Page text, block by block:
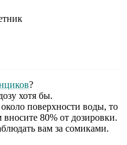
?
хотя бы.
поверхности воды, то
80% от дозировки.
вам за сомиками.